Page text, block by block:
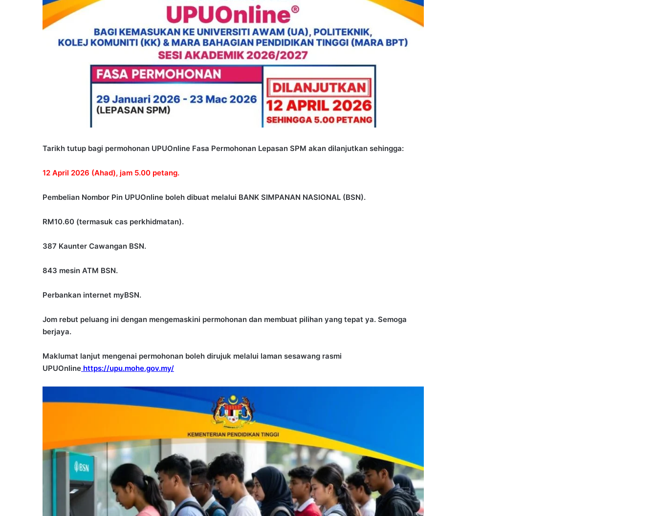
Tarikh tutup bagi permohonan UPUOnline Fasa Permohonan Lepasan SPM akan dilanjutkan sehingga:
12 April 2026 (Ahad), jam 5.00 petang.
Pembelian Nombor Pin UPUOnline boleh dibuat melalui BANK SIMPANAN NASIONAL (BSN).
RM10.60 (termasuk cas perkhidmatan).
387 Kaunter Cawangan BSN.
843 mesin ATM BSN.
Perbankan internet myBSN.
Jom rebut peluang ini dengan mengemaskini permohonan dan membuat pilihan yang tepat ya. Semoga
berjaya.
Maklumat lanjut mengenai permohonan boleh dirujuk melalui laman sesawang rasmi
UPUOnline https://upu.mohe.gov.my/